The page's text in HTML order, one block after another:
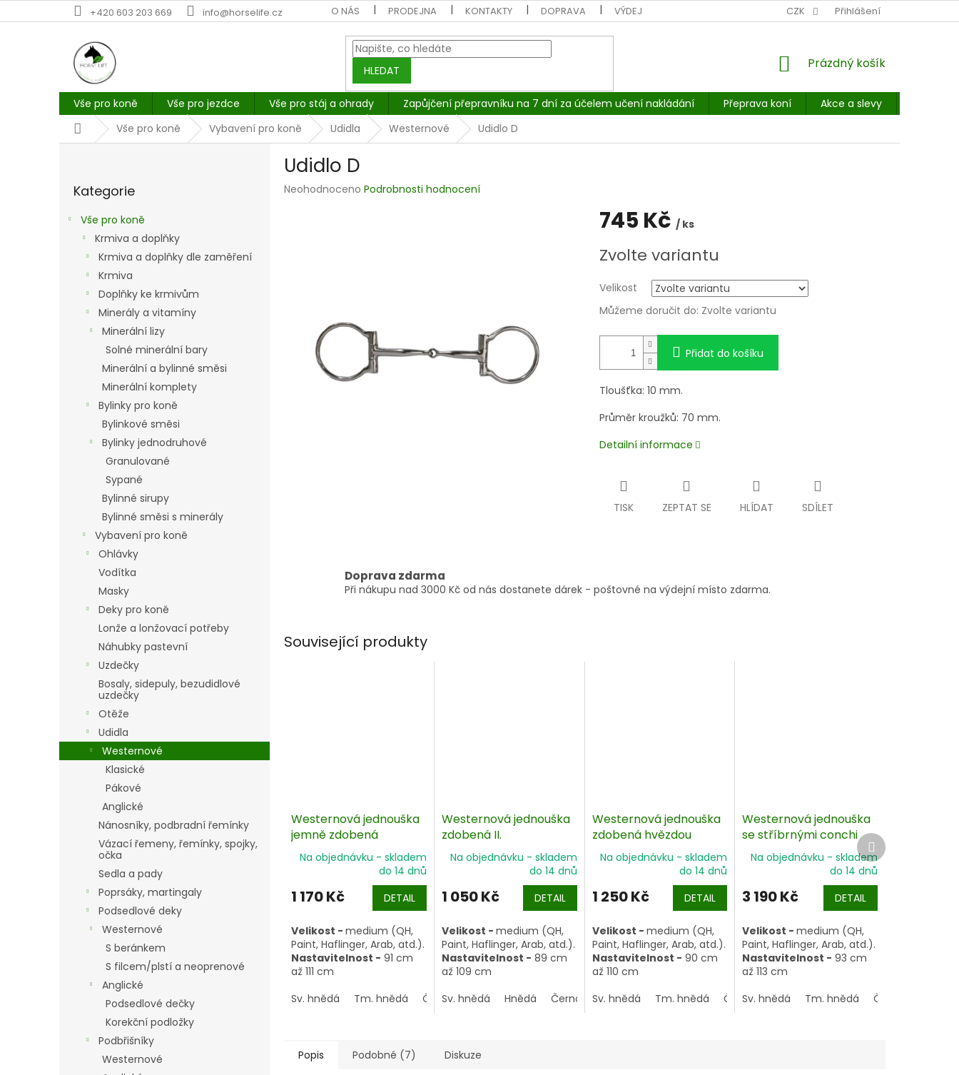
na
+420 603 203 669 info@horselife.cz O NÁS PRODEJNA KONTAKTY DOPRAVA VÝDEJNÍ MÍSTO: BALÍKOVNA, PPL, GLS, SUPERVÝDEJNY, UPS
CZK Přihlášení
HLEDAT
NÁKUPNÍ
Prázdný košík
Vše pro koně Vše pro jezdce Vše pro stáj a ohrady Zapůjčení přepravníku na 7 dní za účelem učení nakládání Přeprava koní Akce a slevy
DomůVše pro koně Vybavení pro koně Udidla Westernové Udidlo D
kategorie
Kategorie
Vše pro koně
Krmiva a doplňky
Krmiva a doplňky dle zaměření
Krmiva
Doplňky ke krmivům
Minerály a vitamíny
Minerální lizy
Solné minerální bary
Minerální a bylinné směsi
Minerální komplety
Bylinky pro koně
Bylinkové směsi
Bylinky jednodruhové
Granulované
Sypané
Bylinné sirupy
Bylinné směsi s minerály
Vybavení pro koně
Ohlávky
Vodítka
Masky
Deky pro koně
Lonže a lonžovací potřeby
Náhubky pastevní
Uzdečky
Bosaly, sidepuly, bezudidlové
uzdečky
Otěže
Udidla
Westernové
Klasické
Pákové
Anglické
Nánosníky, podbradní řemínky
Vázací řemeny, řemínky, spojky,
očka
Sedla a pady
Poprsáky, martingaly
Podsedlové deky
Westernové
S beránkem
S filcem/plstí a neoprenové
Anglické
Podsedlové dečky
Korekční podložky
Podbřišníky
Westernové
Udidlo D
Průměrné
Neohodnoceno Podrobnosti hodnocení
745 Kč / ks
cena:
Zvolte variantu
Velikost
Můžeme doručit do: Zvolte variantu
Přidat do košíku
Tloušťka: 10 mm.
Průměr kroužků: 70 mm.
Detailní informace
TISK ZEPTAT SE HLÍDAT SDÍLET
Doprava zdarma
Při nákupu nad 3000 Kč od nás dostanete dárek - poštovné na výdejní místo zdarma.
Související produkty
Westernová jednouška
jemně zdobená
Na objednávku - skladem
do 14 dnů
1 170 Kč DETAIL
Velikost - medium (QH,
Paint, Haflinger, Arab, atd.).
Nastavitelnost - 91 cm
až 111 cm
Sv. hnědá
Tm. hnědá Černohnědá
Westernová jednouška
zdobená II.
Na objednávku - skladem
do 14 dnů
1 050 Kč DETAIL
Velikost - medium (QH,
Paint, Haflinger, Arab, atd.).
Nastavitelnost - 89 cm
až 109 cm
Sv. hnědá
Hnědá Černohnědá
Westernová jednouška
zdobená hvězdou
Na objednávku - skladem
do 14 dnů
1 250 Kč DETAIL
Velikost - medium (QH,
Paint, Haflinger, Arab, atd.).
Nastavitelnost - 90 cm
až 110 cm
Sv. hnědá
Tm. hnědá Černohnědá
Westernová jednouška
se stříbrnými conchi
Na objednávku - skladem
do 14 dnů
3 190 Kč DETAIL
Velikost -medium (QH,
Paint, Haflinger, Arab, atd.).
Nastavitelnost - 93 cm
až 113 cm
Sv. hnědá
Tm. hnědá Černohnědá
Další
produkt
Popis Podobné (7) Diskuze